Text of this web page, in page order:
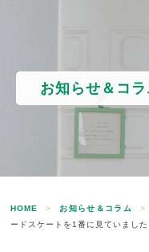
お知らせ＆コラ
HOME > お知らせ＆コラム >
ードスケートを1番に見ていました